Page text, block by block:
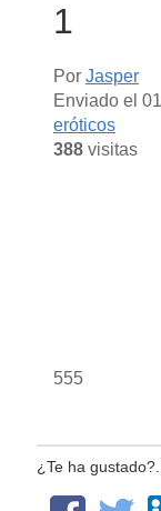
1
Por Jasper
Enviado el
eróticos
388visitas
555
¿Te ha